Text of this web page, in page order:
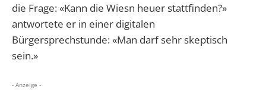
die Frage: «Kann die Wiesn heuer stattfinden?»
antwortete er in einer digitalen
Bürgersprechstunde: «Man darf sehr skeptisch
sein.»
- Anzeige -